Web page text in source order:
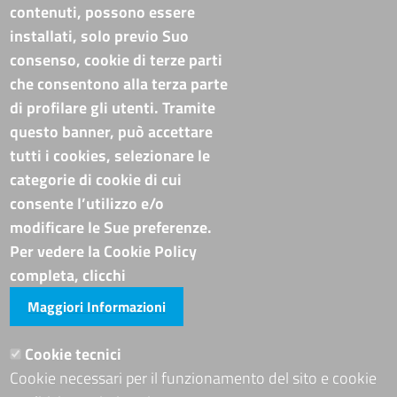
C.F./P.IVA: 02019590765
Codi. univoco ufficio fatt. elettronica: T94M75
cameradicommercio@pec.basilicata.camcom.it
Pubblicità e trasparenza
Amministrazione Trasparente
Albo online
Bandi di concorso
Codice disciplinare e codice di condotta
Avvisi e bandi
Piattaforma TRASPARE E ALBO FORNITORI
Avvisi e atti di altre Amministrazioni
Visite totali al portale: 4012569
Siti tematici
ADRION PROGRAMME
contenuti, possono essere
installati, solo previo Suo
consenso, cookie di terze parti
che consentono alla terza parte
di profilare gli utenti. Tramite
questo banner, può accettare
tutti i cookies, selezionare le
categorie di cookie di cui
consente l’utilizzo e/o
modificare le Sue preferenze.
Per vedere la Cookie Policy
completa, clicchi
Maggiori Informazioni
Cookie tecnici
Cookie necessari per il funzionamento del sito e cookie